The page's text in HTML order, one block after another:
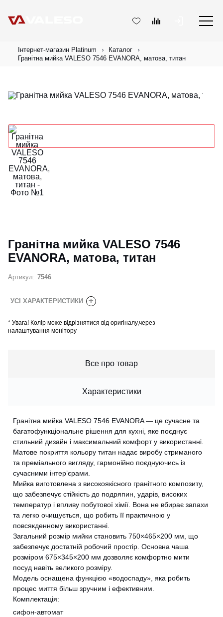
Інтернет-магазин Platinum
Каталог
Гранітна мийка VALESO 7546 EVANORA, матова, титан
Гранітна мийка VALESO 7546
EVANORA, матова, титан
Артикул: 7546
УСІ ХАРАКТЕРИСТИКИ +
* Увага! Колір може відрізнятися від оригіналу,через
налаштування монітору
Все про товар
Характеристики
Гранітна мийка VALESO 7546 EVANORA — це сучасне та
багатофункціональне рішення для кухні, яке поєднує
стильний дизайн і максимальний комфорт у використанні.
Матове покриття кольору титан надає виробу стриманого
та преміального вигляду, гармонійно поєднуючись із
сучасними інтер’єрами.
Мийка виготовлена з високоякісного гранітного композиту,
що забезпечує стійкість до подряпин, ударів, високих
температур і впливу побутової хімії. Вона не вбирає запахи
та легко очищується, що робить її практичною у
повсякденному використанні.
Загальний розмір мийки становить 750×465×200 мм, що
забезпечує достатній робочий простір. Основна чаша
розміром 675×345×200 мм дозволяє комфортно мити
посуд навіть великого розміру.
Модель оснащена функцією «водоспаду», яка робить
процес миття більш зручним і ефективним.
Комплектація:
сифон-автомат